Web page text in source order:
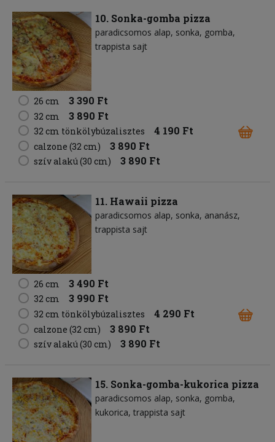
10. Sonka-gomba pizza
paradicsomos alap sonka gomba
trappista sajt
26 cm 3 390 Ft
32 cm 3 890 Ft
32 cm tönkölybúzalisztes 4 190 Ft
calzone (32 cm) 3 890 Ft
szív alakú (30 cm) 3 890 Ft
11. Hawaii pizza
paradicsomos alap sonka ananász
trappista sajt
26 cm 3 490 Ft
32 cm 3 990 Ft
32 cm tönkölybúzalisztes 4 290 Ft
calzone (32 cm) 3 890 Ft
szív alakú (30 cm) 3 890 Ft
15. Sonka-gomba-kukorica pizza
paradicsomos alap sonka gomba
kukorica trappista sajt